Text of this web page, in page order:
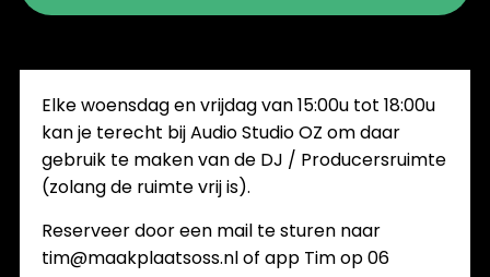
Elke woensdag en vrijdag van 15:00u tot 18:00u
kan je terecht bij Audio Studio OZ om daar
gebruik te maken van de DJ / Producersruimte
(zolang de ruimte vrij is).
Reserveer door een mail te sturen naar
tim@maakplaatsoss.nl of app Tim op 06